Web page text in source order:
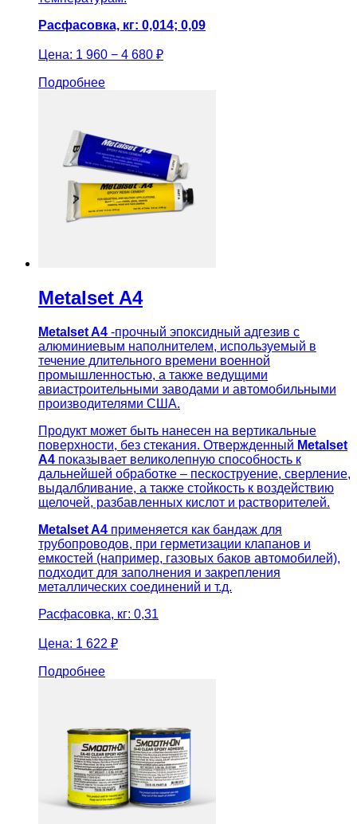
Расфасовка, кг: 0,014; 0,09
Цена: 1 960 − 4 680 ₽
Подробнее
Metalset A4
Metalset A4 -прочный эпоксидный адгезив с
алюминиевым наполнителем, используемый в
течение длительного времени военной
промышленностью, а также ведущими
авиастроительными заводами и автомобильными
производителями США.
Продукт может быть нанесен на вертикальные
поверхности, без стекания. Отвержденный Metalset
A4 показывает великолепную способность к
дальнейшей обработке – пескоструение, сверление,
выдалбливание, а также стойкость к воздействию
щелочей, разбавленных кислот и растворителей.
Metalset A4 применяется как бандаж для
трубопроводов, при герметизации клапанов и
емкостей (например, газовых баков автомобилей),
подходит для заполнения и закрепления
металлических соединений и т.д.
Расфасовка, кг: 0,31
Цена: 1 622 ₽
Подробнее